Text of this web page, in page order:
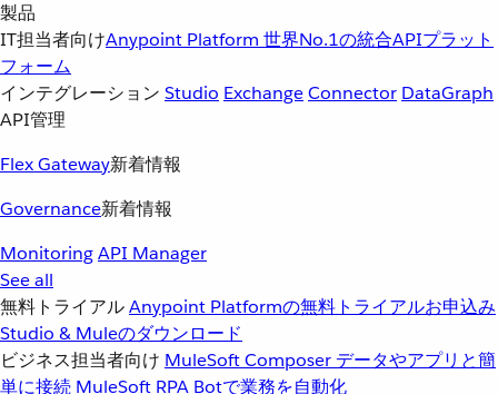
製品
IT担当者向けAnypoint Platform 世界No.1の統合APIプラット
フォーム
インテグレーション Studio ExchangeConnector DataGraph
API管理
Flex Gateway新着情報
Governance新着情報
MonitoringAPI Manager
See all
無料トライアルAnypoint Platformの無料トライアルお申込み
Studio & Muleのダウンロード
ビジネス担当者向け MuleSoft Composer データやアプリと簡
単に接続 MuleSoft RPA Botで業務を自動化